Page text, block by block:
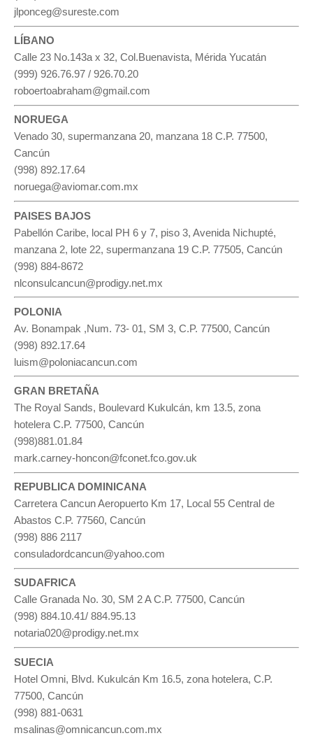
jlponceg@sureste.com
LÍBANO
Calle 23 No.143a x 32, Col.Buenavista, Mérida Yucatán
(999) 926.76.97 / 926.70.20
roboertoabraham@gmail.com
NORUEGA
Venado 30, supermanzana 20, manzana 18 C.P. 77500,
Cancún
(998) 892.17.64
noruega@aviomar.com.mx
PAISES BAJOS
Pabellón Caribe, local PH 6 y 7, piso 3, Avenida Nichupté,
manzana 2, lote 22, supermanzana 19 C.P. 77505, Cancún
(998) 884-8672
nlconsulcancun@prodigy.net.mx
POLONIA
Av. Bonampak ,Num. 73- 01, SM 3, C.P. 77500, Cancún
(998) 892.17.64
luism@poloniacancun.com
GRAN BRETAÑA
The Royal Sands, Boulevard Kukulcán, km 13.5, zona
hotelera C.P. 77500, Cancún
(998)881.01.84
mark.carney-honcon@fconet.fco.gov.uk
REPUBLICA DOMINICANA
Carretera Cancun Aeropuerto Km 17, Local 55 Central de
Abastos C.P. 77560, Cancún
(998) 886 2117
consuladordcancun@yahoo.com
SUDAFRICA
Calle Granada No. 30, SM 2 A C.P. 77500, Cancún
(998) 884.10.41/ 884.95.13
notaria020@prodigy.net.mx
SUECIA
Hotel Omni, Blvd. Kukulcán Km 16.5, zona hotelera, C.P.
77500, Cancún
(998) 881-0631
msalinas@omnicancun.com.mx